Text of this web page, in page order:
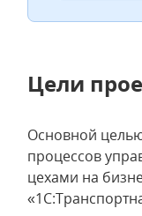
Цели
Основной
процессов
цехами на